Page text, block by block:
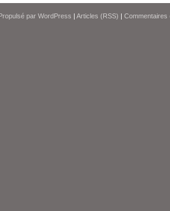
par WordPress | Articles (RSS) | Commentaires